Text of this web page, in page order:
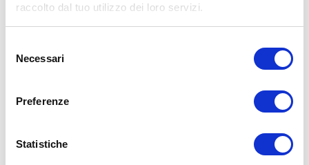
raccolto dal tuo utilizzo dei loro servizi.
delNecessari
Preferenze
Statistiche